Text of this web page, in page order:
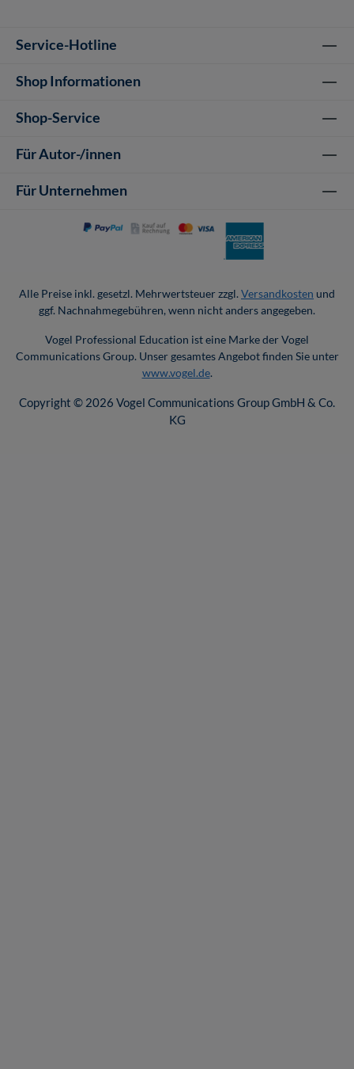
Service-Hotline
Shop Informationen
Shop-Service
Für Autor-/innen
Für Unternehmen
Alle Preise inkl. gesetzl. Mehrwertsteuer zzgl. Versandkosten und
ggf. Nachnahmegebühren, wenn nicht anders angegeben.
Vogel Professional Education ist eine Marke der Vogel
Communications Group. Unser gesamtes Angebot finden Sie unter
www.vogel.de.
Copyright © 2026 Vogel Communications Group GmbH & Co.
KG